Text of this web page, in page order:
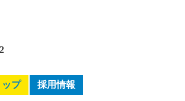
プ 採用情報